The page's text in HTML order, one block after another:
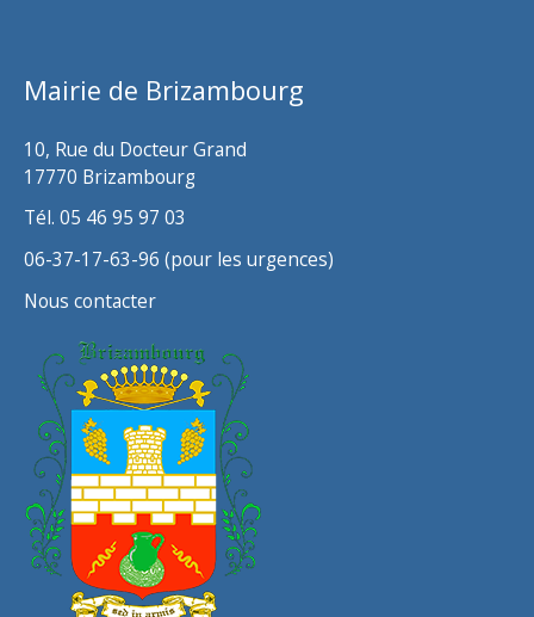
Mairie de Brizambourg
10, Rue du Docteur Grand
17770 Brizambourg
Tél. 05 46 95 97 03
06-37-17-63-96 (pour les urgences)
Nous contacter